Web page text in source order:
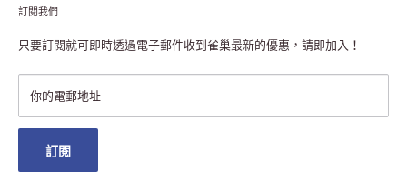
私隱聲明
註冊NESCAFÉ® Dolce Gusto®咖啡機
退貨或更換
常見問題
雀巢會員獎賞
澳門地區送貨
訂閱我們
只要訂閱就可即時透過電子郵件收到雀巢最新的優惠，請即加入！
你的電郵地址
訂閱